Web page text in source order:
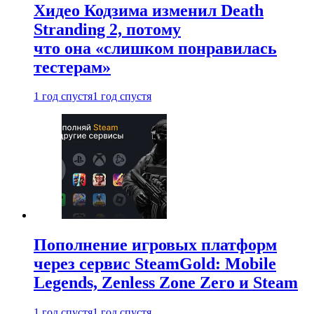
Хидео Кодзима изменил Death
Stranding 2, потому
что она «слишком понравилась
тестерам»
1 год спустя1 год спустя
Пополнение игровых платформ
через сервис SteamGold: Mobile
Legends, Zenless Zone Zero и Steam